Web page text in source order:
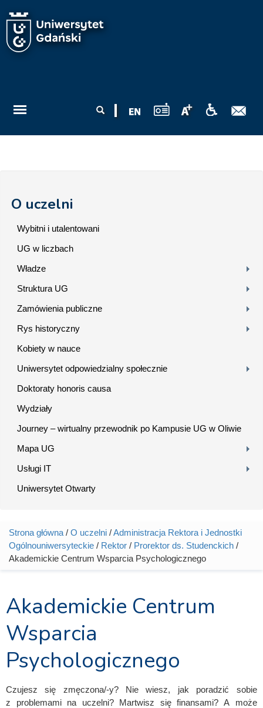
wyszukiwania
O uczelni
Wybitni i utalentowani
UG w liczbach
Władze
Struktura UG
Zamówienia publiczne
Rys historyczny
Kobiety w nauce
Uniwersytet odpowiedzialny społecznie
Doktoraty honoris causa
Wydziały
Journey – wirtualny przewodnik po Kampusie UG w Oliwie
Mapa UG
Usługi IT
Uniwersytet Otwarty
Jesteś tutaj
Strona główna / O uczelni /Administracja Rektora i Jednostki
Ogólnouniwersyteckie / Rektor / Prorektor ds. Studenckich /
Akademickie Centrum Wsparcia Psychologicznego
Akademickie Centrum
Wsparcia
Psychologicznego
Czujesz się zmęczona/-y? Nie wiesz, jak poradzić sobie
z problemami na uczelni? Martwisz się finansami? A może